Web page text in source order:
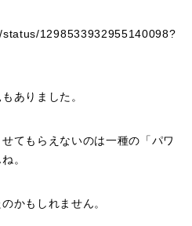
1298533932955140098?
ありました。
てもらえないのは一種の「パワ
。
かもしれません。